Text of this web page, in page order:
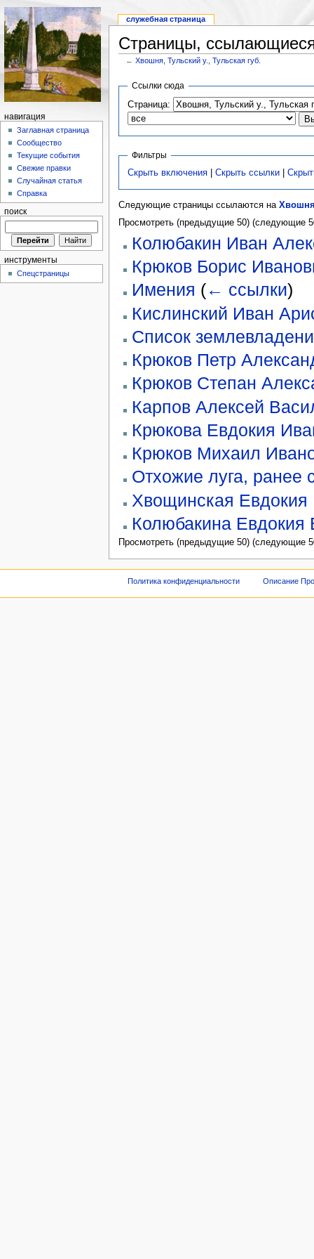
Страницы,
←Хвошня, Тульский у., Тульская губ.
Ссылки сюда
Страница:
Фильтры
Скрыть включения |Скрыть ссылки |
Следующие страницы ссылаются на
Просмотреть (предыдущие 50) (следующие
Колюбакин Иван
Крюков Борис
Имения (← ссылки)
Кислинский Иван
Список
Крюков Петр
Крюков Степан
Карпов Алексей
Крюкова Евдокия
Крюков Михаил
Отхожие луга, ранее
Хвощинская
Колюбакина Евдокия
Просмотреть (предыдущие 50) (следующие
служебная страница
навигация
Заглавная страница
Сообщество
Текущие события
Свежие правки
Случайная статья
Справка
поиск
инструменты
Спецстраницы
Политика конфиденциальности Описание